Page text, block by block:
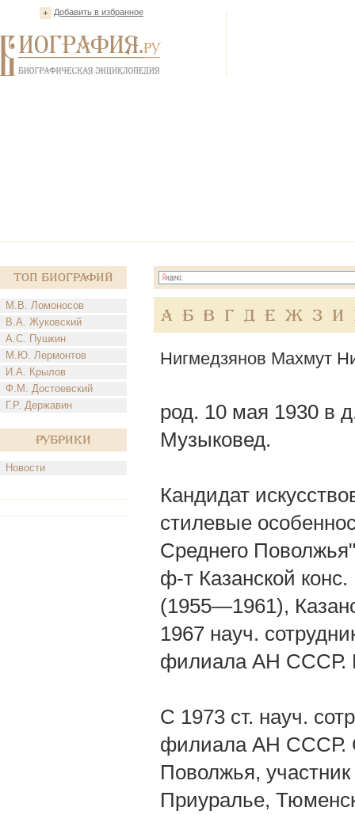
Добавить в избранное
Топ Биографий
М.В. Ломоносов
В.А. Жуковский
А.С. Пушкин
М.Ю. Лермонтов
И.А. Крылов
Ф.М. Достоевский
Г.Р. Державин
Рубрики
Новости
А Б В Г Д Е Ж З И
Нигмедзянов Махмут
род. 10 мая 1930 в
Музыковед.
Кандидат
стилевые
Среднего
ф-т Казанской
(1955—1961),
1967 науч.
филиала АН СССР.
С 1973 ст. науч.
филиала АН СССР.
Поволжья,
Приуралье,